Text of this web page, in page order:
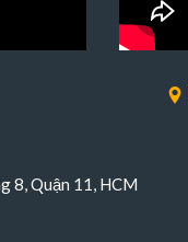
8, Quận 11, HCM